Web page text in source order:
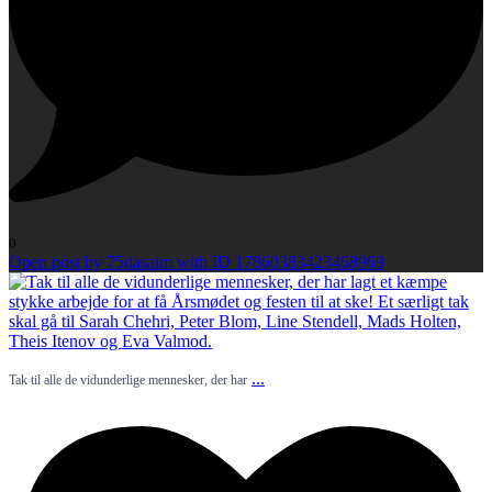
0
Open post by 75dasaim with ID 17860383423468969
Tak til alle de vidunderlige mennesker, der har ...